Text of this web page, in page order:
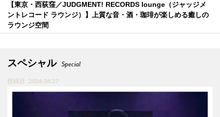
【東京・西荻窪／JUDGMENT! RECORDS lounge（ジャッジメ
ントレコード ラウンジ）】上質な音・酒・珈琲が楽しめる癒しの
ラウンジ空間
スペシャル Special
投稿日 : 2026.06.27